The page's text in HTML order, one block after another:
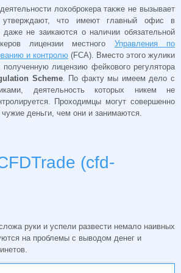
лохоброкера также не вызывает
утверждают, что имеют главный офис в
не заикаются о наличии обязательной
лицензии местного Управления по
и контролю (FCA). Вместо этого жулики
лицензию фейкового регулятора
Scheme. По факту мы имеем дело с
деятельность которых никем не
Проходимцы могут совершенно
чужие деньги, чем они и занимаются.
(cfd-
руки и успели развести немало наивных
на проблемы с выводом денег и